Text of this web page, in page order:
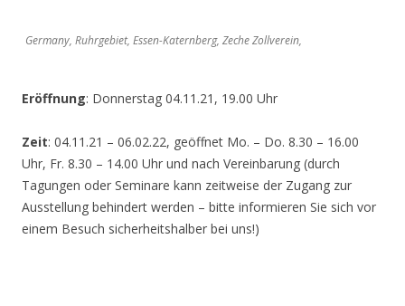
Germany, Ruhrgebiet, Essen-Katernberg, Zeche Zollverein,
Eröffnung: Donnerstag 04.11.21, 19.00 Uhr
Zeit: 04.11.21 – 06.02.22, geöffnet Mo. – Do. 8.30 – 16.00
Uhr, Fr. 8.30 – 14.00 Uhr und nach Vereinbarung (durch
Tagungen oder Seminare kann zeitweise der Zugang zur
Ausstellung behindert werden – bitte informieren Sie sich vor
einem Besuch sicherheitshalber bei uns!)